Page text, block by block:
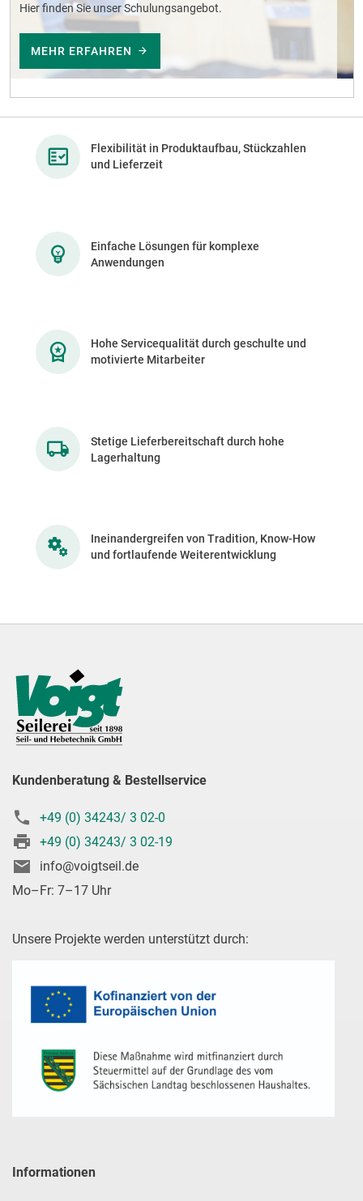
Hier finden Sie unser Schulungsangebot.
MEHR ERFAHREN
Flexibilität in Produktaufbau, Stückzahlen
und Lieferzeit
Einfache Lösungen für komplexe
Anwendungen
Hohe Servicequalität durch geschulte und
motivierte Mitarbeiter
Stetige Lieferbereitschaft durch hohe
Lagerhaltung
Ineinandergreifen von Tradition, Know-How
und fortlaufende Weiterentwicklung
Kundenberatung & Bestellservice
+49 (0) 34243/ 3 02-0
+49 (0) 34243/ 3 02-19
info@voigtseil.de
Mo–Fr: 7–17 Uhr
Unsere Projekte werden unterstützt durch:
Informationen